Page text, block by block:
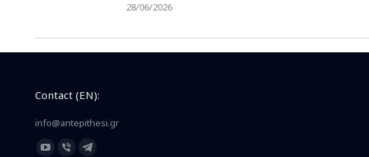
28/06/2026
Contact (EN):
info@antepithesi.gr
Find us on: